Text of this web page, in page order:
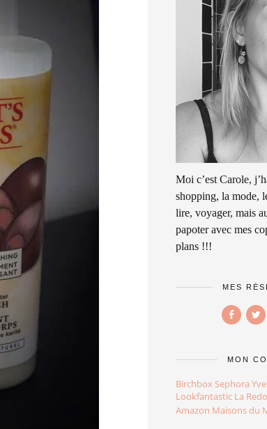
Moi c’est Carole,
shopping, la mode,
lire, voyager, mais
papoter avec mes
plans !!!
MES
MON
Birchbox Sephora
Lookfantastic La
Amazon Maisons du